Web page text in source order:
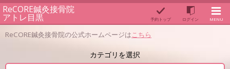
ReCORE鍼灸接骨院
アトレ目黒 予約トップ ログイン MENU
ReCORE鍼灸接骨院の公式ホームページはこちら
カテゴリを選択